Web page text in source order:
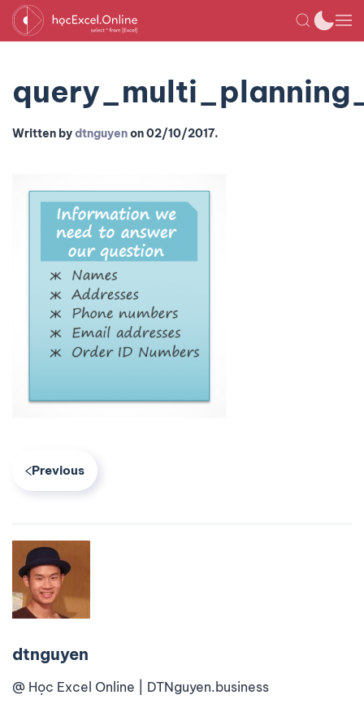
Written bydtnguyenon02/10/2017.
Previous
dtnguyen
@ Học Excel Online | DTNguyen.business